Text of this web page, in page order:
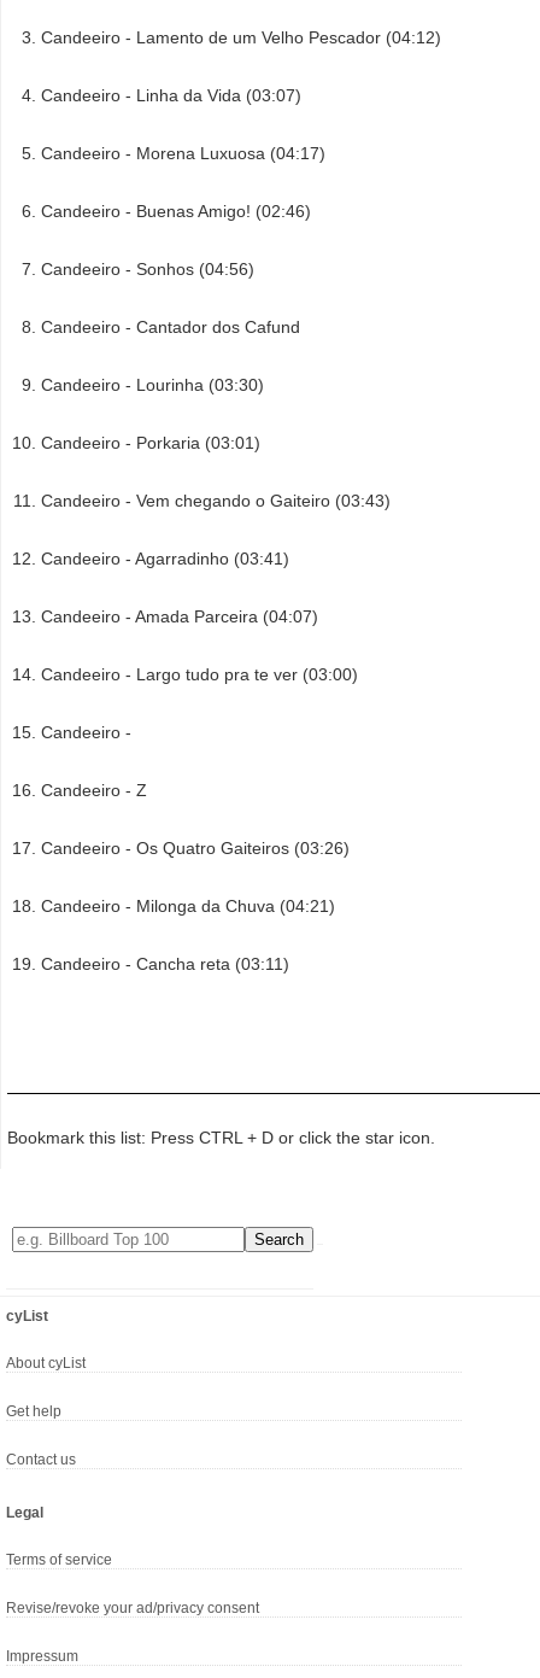
Candeeiro - Lamento de um Velho Pescador (04:12)
Candeeiro - Linha da Vida (03:07)
Candeeiro - Morena Luxuosa (04:17)
Candeeiro - Buenas Amigo! (02:46)
Candeeiro - Sonhos (04:56)
Candeeiro - Cantador dos Cafund
Candeeiro - Lourinha (03:30)
Candeeiro - Porkaria (03:01)
Candeeiro - Vem chegando o Gaiteiro (03:43)
Candeeiro - Agarradinho (03:41)
Candeeiro - Amada Parceira (04:07)
Candeeiro - Largo tudo pra te ver (03:00)
Candeeiro -
Candeeiro - Z
Candeeiro - Os Quatro Gaiteiros (03:26)
Candeeiro - Milonga da Chuva (04:21)
Candeeiro - Cancha reta (03:11)
Bookmark this list: Press CTRL + D or click the star icon.
cyList
About cyList
Get help
Contact us
Legal
Terms of service
Revise/revoke your ad/privacy consent
Impressum